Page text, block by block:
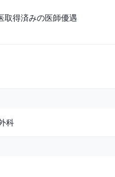
取得済みの医師優遇
科